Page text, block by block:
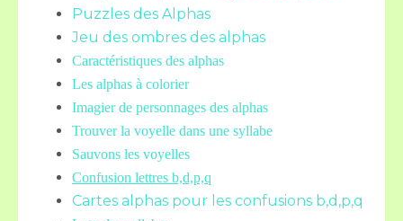
Puzzles des Alphas
Jeu des ombres des alphas
Caractéristiques des alphas
Les alphas à colorier
Imagier de personnages des alphas
Trouver la voyelle dans une syllabe
Sauvons les voyelles
Confusion lettres b,d,p,q
Cartes alphas pour les confusions b,d,p,q